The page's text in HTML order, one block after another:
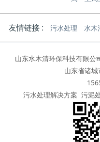
友情链接 : 污水处理 水木
山东水木清环保科技有限公
山东省诸
污水处理解决方案 污泥